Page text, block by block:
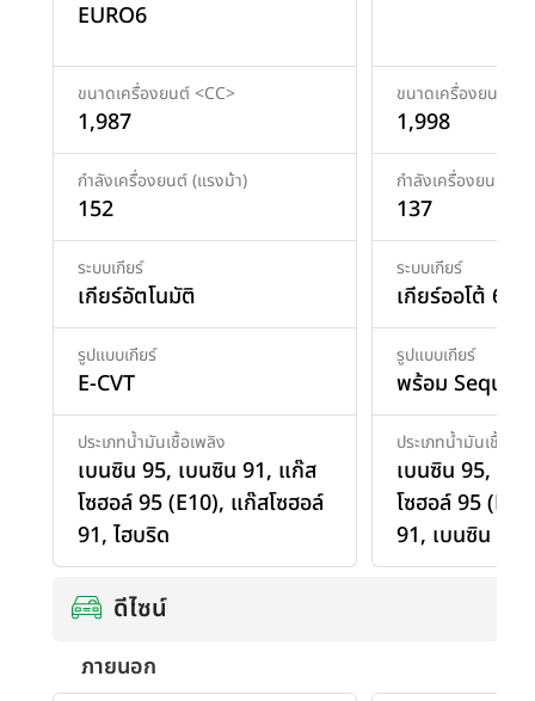
EURO6
ขนาดเครื่องยนต์ <CC>
1,987
กำลังเครื่องยนต์ (แรงม้า)
152
ระบบเกียร์
เกียร์อัตโนมัติ
รูปแบบเกียร์
E-CVT
ประเภทน้ำมันเชื้อเพลิง
เบนซิน 95, เบนซิน 91, แก๊ส
โซฮอล์ 95 (E10), แก๊สโซฮอล์
91, ไฮบริด
ขนาดเครื่องยนต์
1,998
กำลังเครื่องยนต์ (แ
137
ระบบเกียร์
เกียร์ออโต้ 6AT
รูปแบบเกียร์
พร้อม
ประเภทน้ำมันเชื้อเพ
เบนซิน 95,
โซฮอล์ 95
91, เบนซิน E20
ดีไซน์
ภายนอก